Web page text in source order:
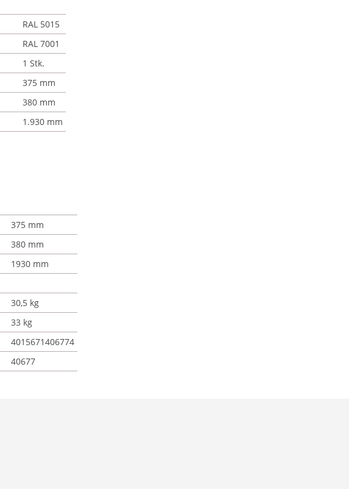
RAL 5015
RAL 7001
1 Stk.
375 mm
380 mm
1.930 mm
375 mm
380 mm
1930 mm
30,5 kg
33 kg
4015671406774
40677